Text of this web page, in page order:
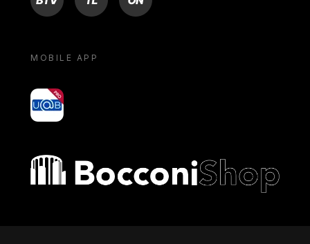
MOBILE APP
yoU@B
Bocconi shop